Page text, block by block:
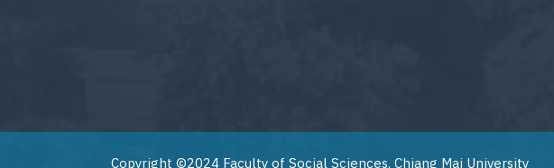
Copyright ©2024 Faculty of Social Sciences, Chiang Mai University